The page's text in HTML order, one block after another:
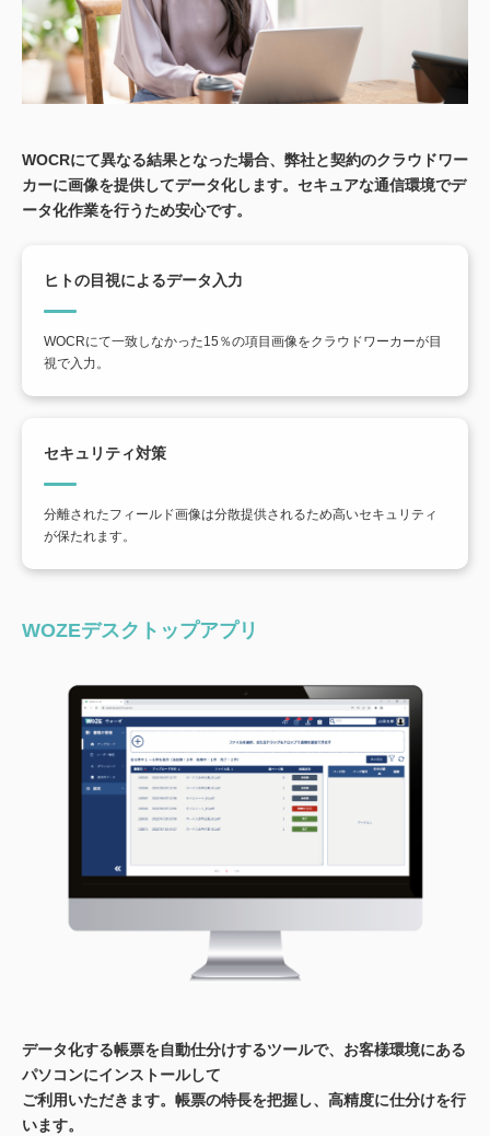
WOCRにて異なる結果となった場合、弊社と契約のクラウドワー
カーに画像を提供してデータ化します。セキュアな通信環境でデ
ータ化作業を行うため安心です。
ヒトの目視によるデータ入力
WOCRにて一致しなかった15％の項目画像をクラウドワーカーが目
視で入力。
セキュリティ対策
分離されたフィールド画像は分散提供されるため高いセキュリティ
が保たれます。
WOZEデスクトップアプリ
データ化する帳票を自動仕分けするツールで、お客様環境にある
パソコンにインストールして
ご利用いただきます。帳票の特長を把握し、高精度に仕分けを行
います。